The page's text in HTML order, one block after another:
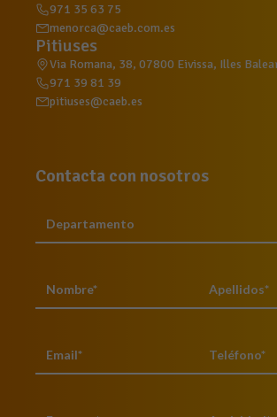
971 35 63 75
menorca@caeb.com.es
Pitiuses
Via Romana, 38, 07800 Eivissa, Illes
971 39 81 39
pitiuses@caeb.es
Contacta con nosotros